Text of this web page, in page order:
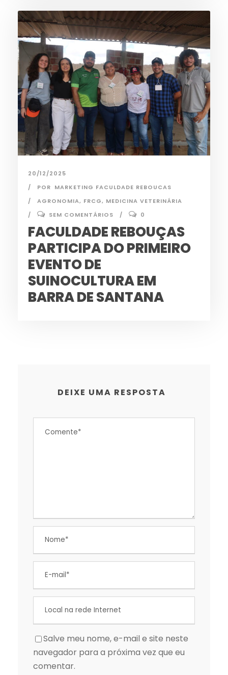
20/12/2025
POR MARKETING FACULDADE REBOUCAS
AGRONOMIA, FRCG, MEDICINA VETERINÁRIA
SEM COMENTÁRIOS
0
FACULDADE REBOUÇAS
PARTICIPA DO PRIMEIRO
EVENTO DE
SUINOCULTURA EM
BARRA DE SANTANA
DEIXE UMA RESPOSTA
Salve meu nome, e-mail e site neste
navegador para a próxima vez que eu
comentar.